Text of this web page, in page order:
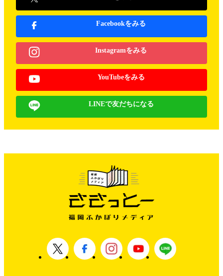
Facebookをみる
Instagramをみる
YouTubeをみる
LINEで友だちになる